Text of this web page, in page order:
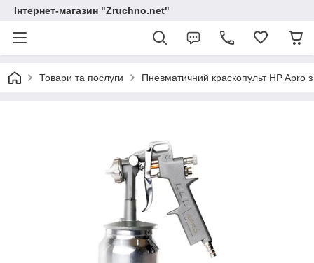
Інтернет-магазин "Zruchno.net"
Товари та послуги Пневматичний краскопульт HP